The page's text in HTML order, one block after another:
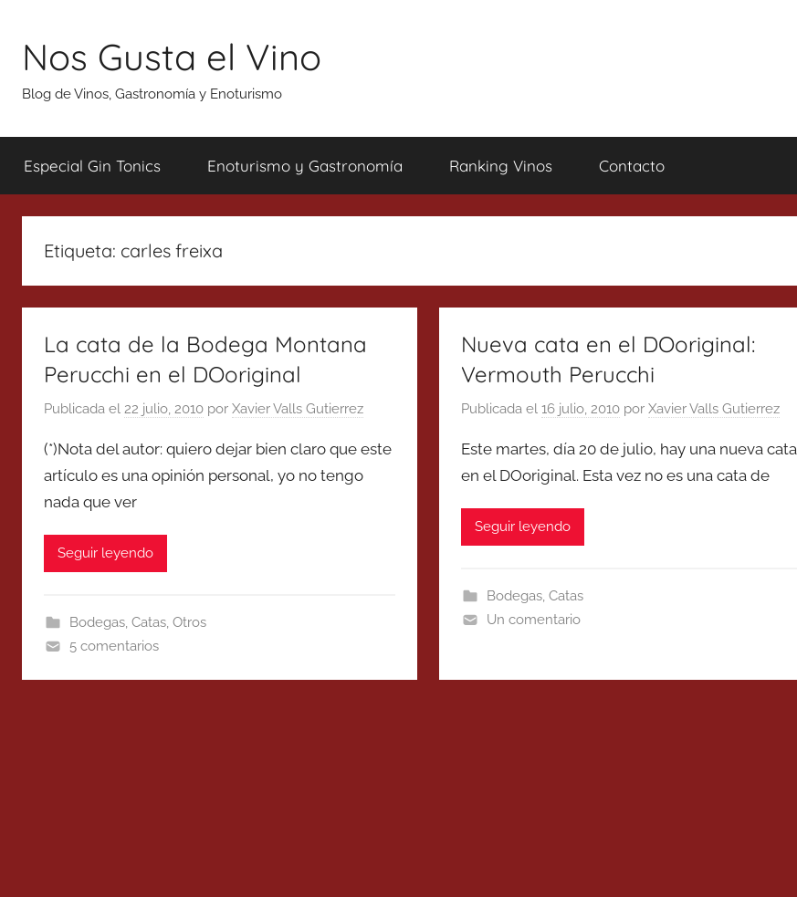
contenido
Nos Gusta el Vino
Blog de Vinos, Gastronomía y Enoturismo
Especial Gin Tonics Enoturismo y Gastronomía Ranking Vinos Contacto
Etiqueta: carles freixa
La cata de la Bodega Montana
Perucchi en el DOoriginal
Publicada el 22 julio, 2010 por Xavier Valls Gutierrez
(*)Nota del autor: quiero dejar bien claro que este
artículo es una opinión personal, yo no tengo
nada que ver
Seguir leyendo
Bodegas, Catas, Otros
5 comentarios
Nueva cata en el DOoriginal:
Vermouth Perucchi
Publicada el16 julio, 2010 porXavier Valls Gutierrez
Este martes, día 20 de julio, hay una nueva cata
en el DOoriginal. Esta vez no es una cata de
Seguir leyendo
Bodegas, Catas
Un comentario